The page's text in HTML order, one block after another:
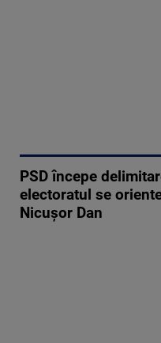
PSD începe
electoratul se
Nicușor Dan